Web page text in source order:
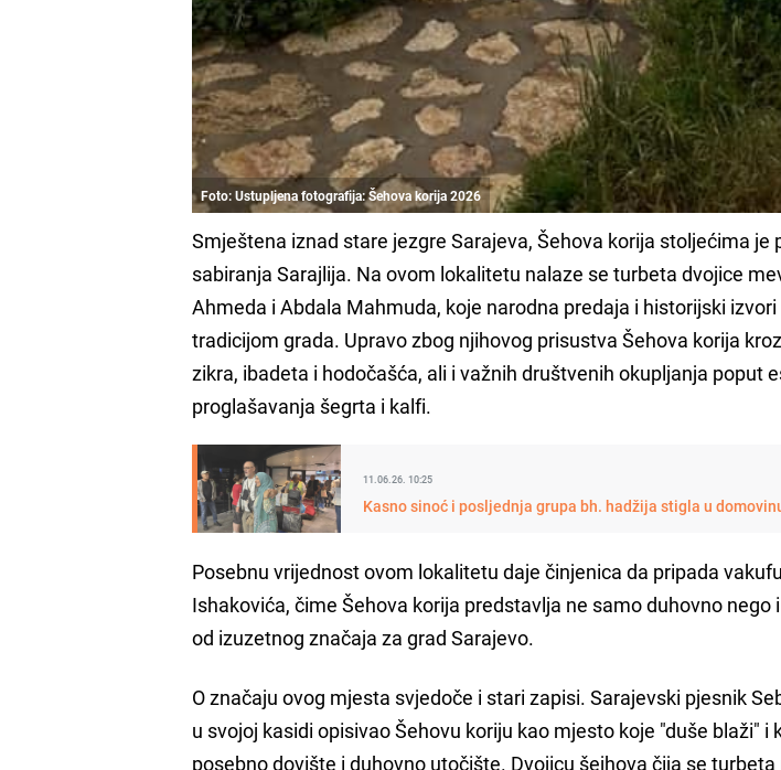
Foto: Ustupljena fotografija: Šehova korija 2026
Smještena iznad stare jezgre Sarajeva, Šehova korija stoljećima
sabiranja Sarajlija. Na ovom lokalitetu nalaze se turbeta dvojice
Ahmeda i Abdala Mahmuda, koje narodna predaja i historijski
tradicijom grada. Upravo zbog njihovog prisustva Šehova korija
zikra, ibadeta i hodočašća, ali i važnih društvenih okupljanja poput
proglašavanja šegrta i kalfi.
11.06.26. 10:25
Kasno sinoć i posljednja grupa bh. hadžija stigla u
Posebnu vrijednost ovom lokalitetu daje činjenica da pripada
Ishakovića, čime Šehova korija predstavlja ne samo duhovno
od izuzetnog značaja za grad Sarajevo.
O značaju ovog mjesta svjedoče i stari zapisi. Sarajevski pjesnik
u svojoj kasidi opisivao Šehovu koriju kao mjesto koje "duše blaži" i
posebno dovište i duhovno utočište. Dvojicu šejhova čija se